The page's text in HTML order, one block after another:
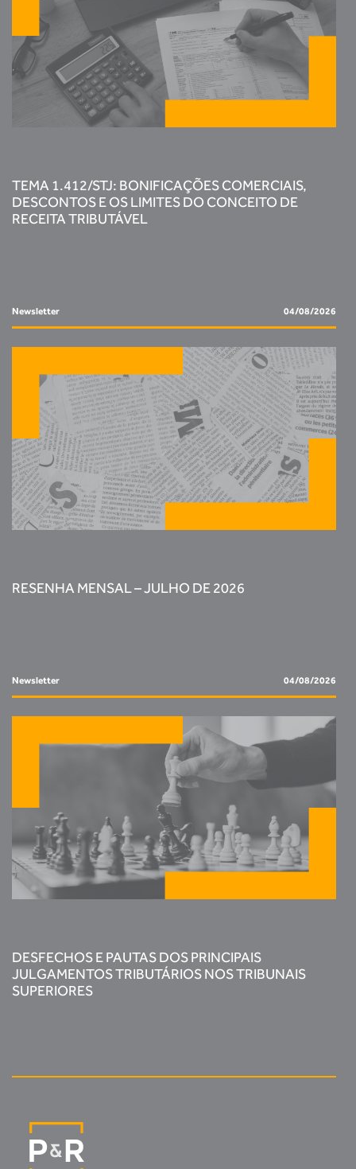
TEMA 1.412/STJ: BONIFICAÇÕES COMERCIAIS,
DESCONTOS E OS LIMITES DO CONCEITO DE
RECEITA TRIBUTÁVEL
Newsletter 04/08/2026
RESENHA MENSAL – JULHO DE 2026
Newsletter 04/08/2026
DESFECHOS E PAUTAS DOS PRINCIPAIS
JULGAMENTOS TRIBUTÁRIOS NOS TRIBUNAIS
SUPERIORES